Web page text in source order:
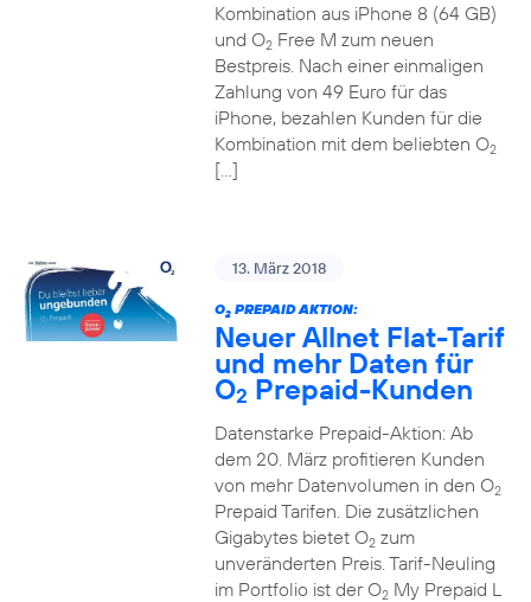
Kombination aus iPhone 8 (64 GB)
und O2Free M zum neuen
Bestpreis. Nach einer einmaligen
Zahlung von 49 Euro für das
iPhone, bezahlen Kunden für die
Kombination mit dem beliebten O2
[…]
13. März 2018
O2PREPAID AKTION:
Neuer Allnet Flat-Tarif
und mehr Daten für
O2 Prepaid-Kunden
Datenstarke Prepaid-Aktion: Ab
dem 20. März profitieren Kunden
von mehr Datenvolumen in den O2
Prepaid Tarifen. Die zusätzlichen
Gigabytes bietet O2zum
unveränderten Preis. Tarif-Neuling
im Portfolio ist der O2My Prepaid L